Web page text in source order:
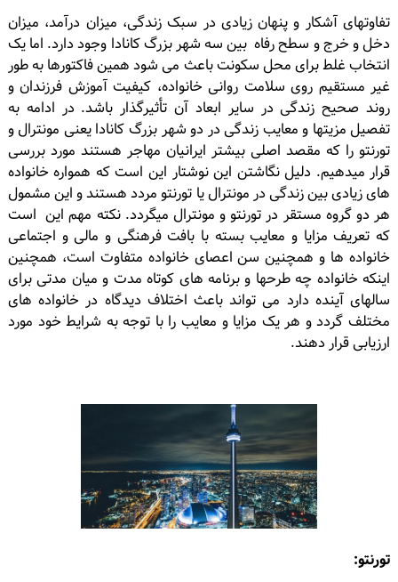
تفاوتهای آشکار و پنهان زیادی در سبک زندگی، میزان درآمد، میزان
دخل و خرج و سطح رفاه بین سه شهر بزرگ کانادا وجود دارد. اما یک
انتخاب غلط برای محل سکونت باعث می شود همین فاکتورها به طور
غیر مستقیم روی سلامت روانی خانواده، کیفیت آموزش فرزندان و
روند صحیح زندگی در سایر ابعاد آن تأثیرگذار باشد. در ادامه به
تفصیل مزیتها و معایب زندگی در دو شهر بزرگ کانادا یعنی مونترال و
تورنتو را که مقصد اصلی بیشتر ایرانیان مهاجر هستند مورد بررسی
قرار میدهیم. دلیل نگاشتن این نوشتار این است که همواره خانواده
های زیادی بین زندگی در مونترال یا تورنتو مردد هستند و این مشمول
هر دو گروه مستقر در تورنتو و مونترال میگردد. نکته مهم این است
که تعریف مزایا و معایب بسته با بافت فرهنگی و مالی و اجتماعی
خانواده ها و همچنین سن اعصای خانواده متفاوت است، همچنین
اینکه خانواده چه طرحها و برنامه های کوتاه مدت و میان مدتی برای
سالهای آینده دارد می تواند باعث اختلاف دیدگاه در خانواده های
مختلف گردد و هر یک مزایا و معایب را با توجه به شرایط خود مورد
ارزیابی قرار دهند.
تورنتو: